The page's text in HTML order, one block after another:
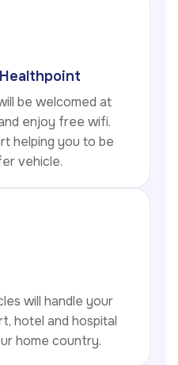
be welcomed at
enjoy free wifi.
helping you to be
vehicle.
will handle your
hotel and hospital
home country.